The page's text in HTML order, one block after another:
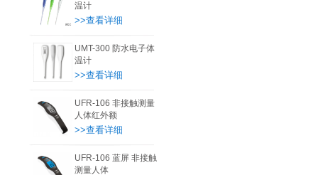
温计
>>查看详细
UMT-300 防水电子体
温计
>>查看详细
UFR-106 非接触测量
人体红外额
>>查看详细
UFR-106 蓝屏 非接触
测量人体